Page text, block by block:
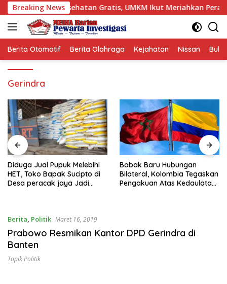
Langsung
ke
konten
Breaking News
Cek Kesehatan Gratis, UMKM Ikut Meriahkan Perayaan
Berita Otomotif Berita Olahraga Kejahatan Nissan
Gerindra
Diduga Jual Pupuk Melebihi
HET, Toko Bapak Sucipto di
Desa peracak jaya Jadi
Babak Baru Hubungan
Bilateral, Kolombia Tegaskan
Pengakuan Atas Kedaulatan
Berita, Politik Maret 16, 2019
Prabowo Resmikan Kantor DPD Gerindra di
Banten
Topik Politik